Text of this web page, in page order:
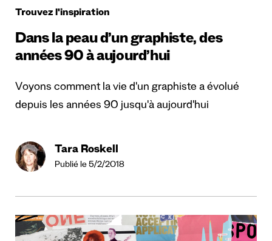
Trouvez l'inspiration
Dans la peau d’un graphiste, des
années 90 à aujourd’hui
Voyons comment la vie d'un graphiste a évolué
depuis les années 90 jusqu'à aujourd'hui
Tara Roskell
Publié le 5/2/2018